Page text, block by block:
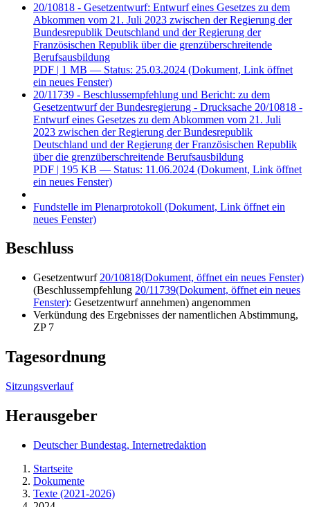
20/10818 - Gesetzentwurf: Entwurf eines Gesetzes zu dem
Abkommen vom 21. Juli 2023 zwischen der Regierung der
Bundesrepublik Deutschland und der Regierung der
Französischen Republik über die grenzüberschreitende
Berufsausbildung
PDF | 1 MB — Status: 25.03.2024 (Dokument, Link öffnet
ein neues Fenster)
20/11739 - Beschlussempfehlung und Bericht: zu dem
Gesetzentwurf der Bundesregierung - Drucksache 20/10818 -
Entwurf eines Gesetzes zu dem Abkommen vom 21. Juli
2023 zwischen der Regierung der Bundesrepublik
Deutschland und der Regierung der Französischen Republik
über die grenzüberschreitende Berufsausbildung
PDF | 195 KB — Status: 11.06.2024 (Dokument, Link öffnet
ein neues Fenster)
Fundstelle im Plenarprotokoll (Dokument, Link öffnet ein
neues Fenster)
Beschluss
Gesetzentwurf 20/10818(Dokument, öffnet ein neues Fenster)
(Beschlussempfehlung 20/11739(Dokument, öffnet ein neues
Fenster): Gesetzentwurf annehmen) angenommen
Verkündung des Ergebnisses der namentlichen Abstimmung,
ZP 7
Tagesordnung
Sitzungsverlauf
Herausgeber
Deutscher Bundestag, Internetredaktion
Startseite
Dokumente
Texte (2021-2026)